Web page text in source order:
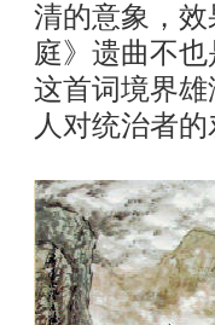
清的意象，
庭》遗曲不
这首词境界
人对统治者